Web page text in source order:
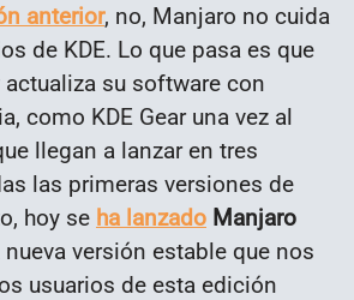
anterior, no, Manjaro no cuida
de KDE. Lo que pasa es que
actualiza su software con
como KDE Gear una vez al
llegan a lanzar en tres
las primeras versiones de
hoy se ha lanzado Manjaro
nueva versión estable que nos
usuarios de esta edición